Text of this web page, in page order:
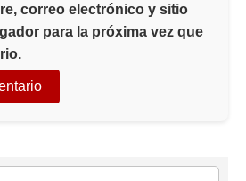
correo electrónico y sitio
para la próxima vez que